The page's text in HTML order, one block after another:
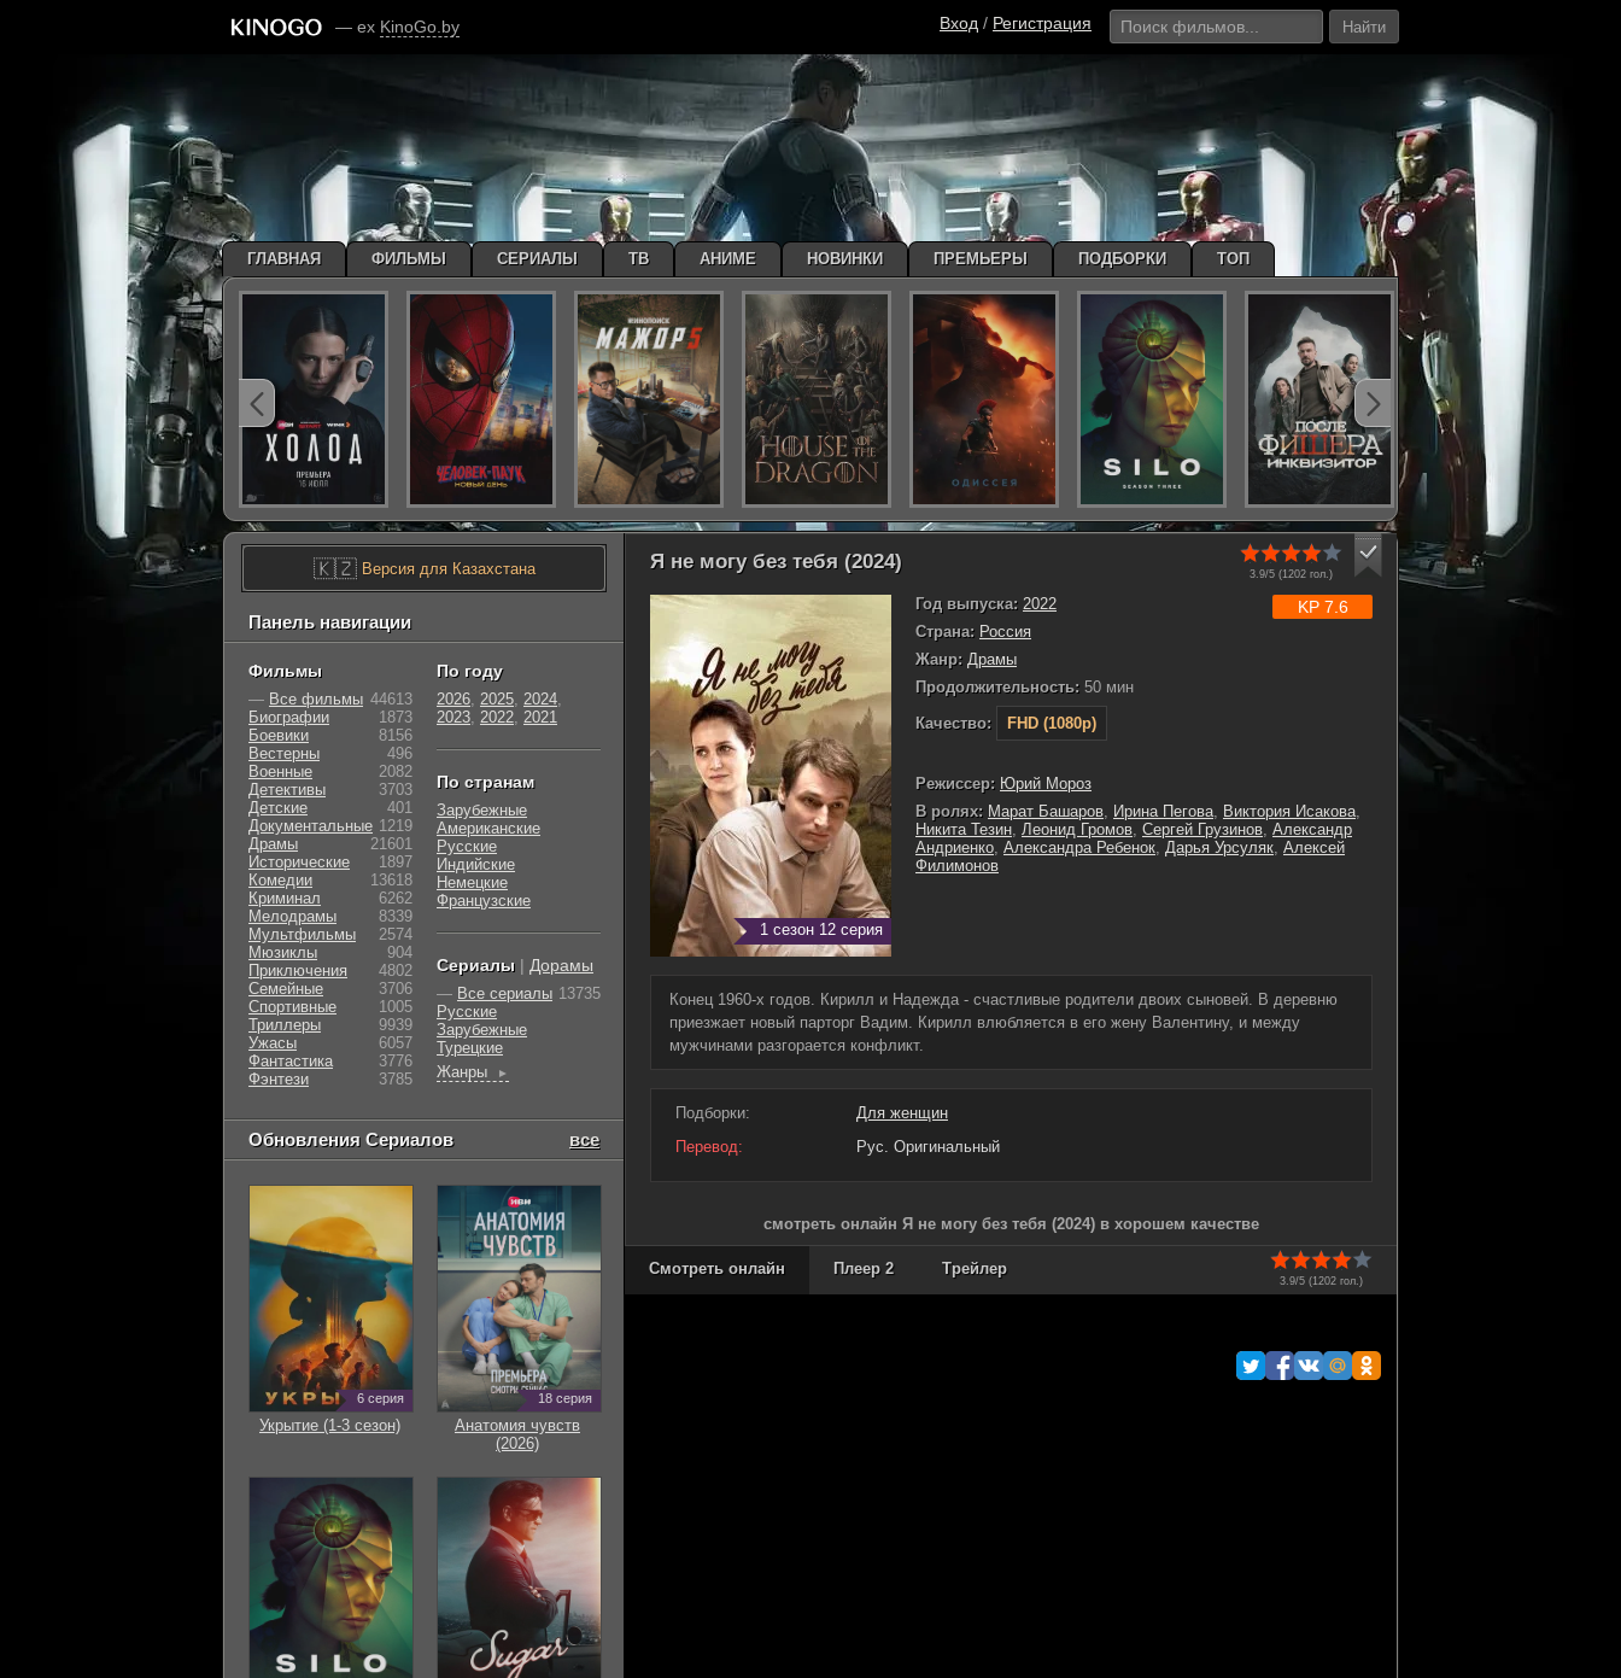
— ex KinoGo.by Вход / Регистрация Найти
Я не могу без тебя (2024)
3.9/5 (1202 гол.)
1 сезон 12 серия
Год выпуска: 2022
Страна: Россия
Жанр: Драмы
Продолжительность: 50 мин
Качество:
FHD (1080p)
KP 7.6
Режиссер: Юрий Мороз
В ролях: Марат Башаров, Ирина Пегова, Виктория Исакова,
Никита Тезин, Леонид Громов, Сергей Грузинов, Александр
Андриенко, Александра Ребенок, Дарья Урсуляк, Алексей
Филимонов
Конец 1960-х годов. Кирилл и Надежда - счастливые родители двоих сыновей. В деревню
приезжает новый парторг Вадим. Кирилл влюбляется в его жену Валентину, и между
мужчинами разгорается конфликт.
Подборки:
Для женщин
Перевод:
Рус. Оригинальный
смотреть онлайн Я не могу без тебя (2024) в хорошем качестве
3.9/5 (1202 гол.)
Смотреть онлайн Плеер 2 Трейлер
🇰🇿Версия для Казахстана
Панель навигации
Фильмы
— Все фильмы 44613
Биографии
1873
Боевики
8156
Вестерны
496
Военные
2082
Детективы
3703
Детские
401
Документальные 1219
Драмы
21601
Исторические
1897
Комедии
13618
Криминал
6262
Мелодрамы
8339
Мультфильмы
2574
Мюзиклы
904
Приключения
4802
Семейные
3706
Cпортивные
1005
Триллеры
9939
Ужасы
6057
Фантастика
3776
Фэнтези
3785
По году
2026, 2025, 2024,
2023, 2022, 2021
По странам
Зарубежные
Американские
Русские
Индийские
Немецкие
Французские
Сериалы | Дорамы
— Все сериалы 13735
Русские
Зарубежные
Турецкие
Жанры
►
Обновления Сериалов все
6 серия
Укрытие (1-3 сезон)
18 серия
Анатомия чувств
(2026)
ГЛАВНАЯ ФИЛЬМЫ СЕРИАЛЫ ТВ АНИМЕ НОВИНКИ ПРЕМЬЕРЫ ПОДБОРКИ ТОП